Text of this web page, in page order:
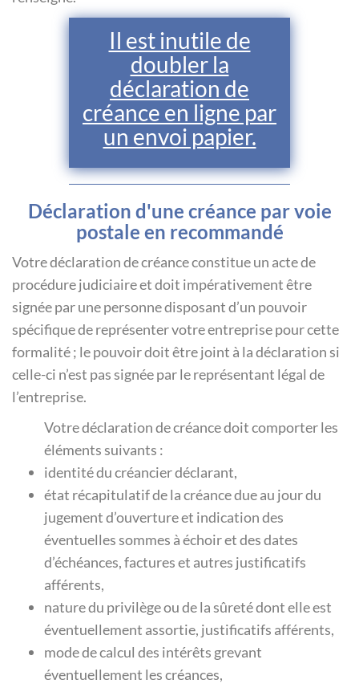
Il est inutile de
doubler la
déclaration de
créance en ligne par
un envoi papier.
Déclaration d'une créance par voie
postale en recommandé
Votre déclaration de créance constitue un acte de
procédure judiciaire et doit impérativement être
signée par une personne disposant d’un pouvoir
spécifique de représenter votre entreprise pour cette
formalité ; le pouvoir doit être joint à la déclaration si
celle-ci n’est pas signée par le représentant légal de
l’entreprise.
Votre déclaration de créance doit comporter les
éléments suivants :
identité du créancier déclarant,
état récapitulatif de la créance due au jour du
jugement d’ouverture et indication des
éventuelles sommes à échoir et des dates
d’échéances, factures et autres justificatifs
afférents,
nature du privilège ou de la sûreté dont elle est
éventuellement assortie, justificatifs afférents,
mode de calcul des intérêts grevant
éventuellement les créances,